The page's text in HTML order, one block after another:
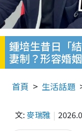
鍾培生昔日「
妻制？形容婚
首頁 生活話題
文: 麥瑞雅